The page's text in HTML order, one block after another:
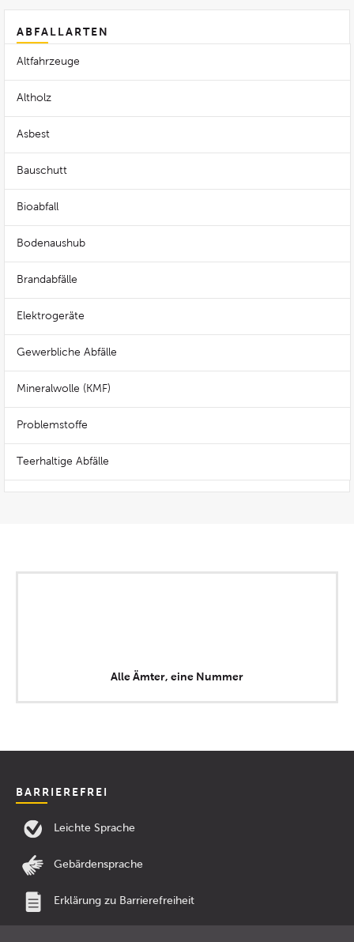
ABFALLARTEN
Altfahrzeuge
Altholz
Asbest
Bauschutt
Bioabfall
Bodenaushub
Brandabfälle
Elektrogeräte
Gewerbliche Abfälle
Mineralwolle (KMF)
Problemstoffe
Teerhaltige Abfälle
Alle Ämter, eine Nummer
BARRIEREFREI
Leichte Sprache
Gebärdensprache
Erklärung zu Barrierefreiheit